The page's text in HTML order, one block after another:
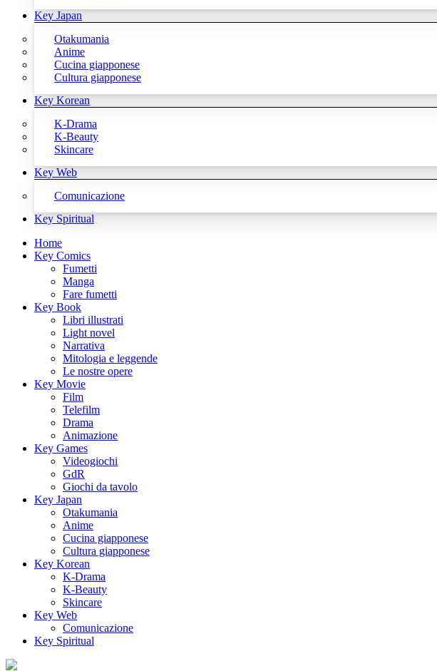
Key Japan
Otakumania
Anime
Cucina giapponese
Cultura giapponese
Key Korean
K-Drama
K-Beauty
Skincare
Key Web
Comunicazione
Key Spiritual
Home
Key Comics
Fumetti
Manga
Fare fumetti
Key Book
Libri illustrati
Light novel
Narrativa
Mitologia e leggende
Le nostre opere
Key Movie
Film
Telefilm
Drama
Animazione
Key Games
Videogiochi
GdR
Giochi da tavolo
Key Japan
Otakumania
Anime
Cucina giapponese
Cultura giapponese
Key Korean
K-Drama
K-Beauty
Skincare
Key Web
Comunicazione
Key Spiritual